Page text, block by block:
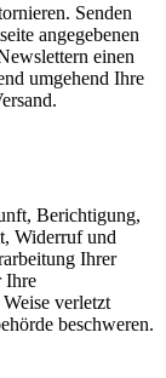
Senden
angegebenen
einen
umgehend Ihre
Berichtigung,
Widerruf und
Ihrer
Ihre
verletzt
beschweren.